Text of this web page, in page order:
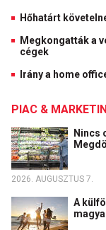
Hőhatárt
Megkongatták a
cégek
Irány a home
PIAC &
Nincs
2026. AUGUSZTUS 7.
A